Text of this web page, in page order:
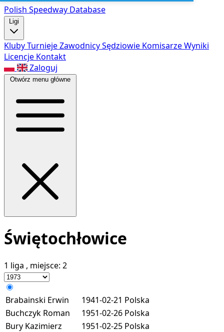
Polish Speedway Database
Ligi
KlubyTurniejeZawodnicySędziowie KomisarzeWyniki
Licencje Kontakt
Zaloguj
Otwórz menu główne
Świętochłowice
1 liga , miejsce: 2
Brabainski Erwin 1941-02-21 Polska
Buchczyk Roman
1951-02-26 Polska
Bury Kazimierz
1951-02-25 Polska